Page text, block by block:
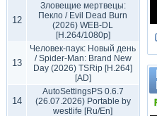
12
Зловещие мертвецы:
Пекло / Evil Dead Burn
(2026) WEB-DL
[H.264/1080p]
13
Человек-паук: Новый день
/ Spider-Man: Brand New
Day (2026) TSRip [H.264]
[AD]
14
AutoSettingsPS 0.6.7
(26.07.2026) Portable by
westlife [Ru/En]